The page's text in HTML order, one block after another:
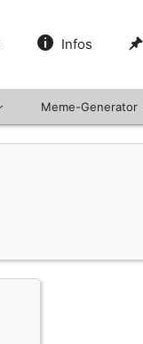
Infos
Meme-Generator